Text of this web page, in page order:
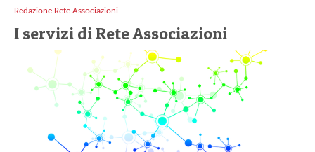
Redazione Rete Associazioni
I servizi di Rete Associazioni